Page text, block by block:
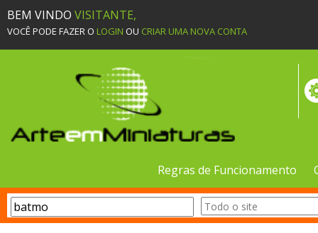
BEM VINDO VISITANTE,
VOCÊ PODE FAZER O LOGIN OU CRIAR UMA NOVA CONTA
Regras de Funcionamento